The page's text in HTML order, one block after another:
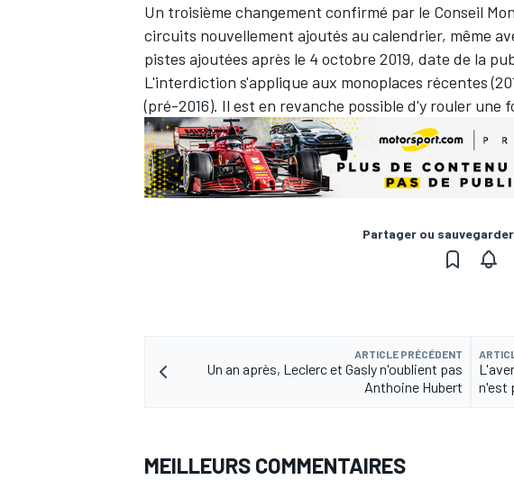
Un troisième changement confirmé par le Conseil
circuits nouvellement ajoutés au calendrier, même
pistes ajoutées après le 4 octobre 2019, date de la
L'interdiction s'applique aux monoplaces récentes
(pré-2016). Il est en revanche possible d'y rouler une
Partager ou
ARTICLE PRÉCÉDENT
Un an après, Leclerc et Gasly n'oublient pas
Anthoine Hubert
n'est
MEILLEURS COMMENTAIRES